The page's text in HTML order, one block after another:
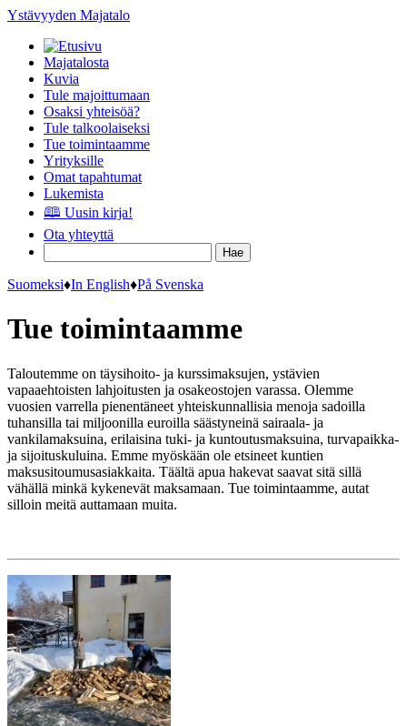
Ystävyyden Majatalo
Majatalosta
Kuvia
Tule majoittumaan
Osaksi yhteisöä?
Tule talkoolaiseksi
Tue toimintaamme
Yrityksille
Omat tapahtumat
Lukemista
🕮 Uusin kirja!
Ota yhteyttä
Suomeksi♦In English♦På Svenska
Tue toimintaamme
Taloutemme on täysihoito- ja kurssimaksujen, ystävien
vapaaehtoisten lahjoitusten ja osakeostojen varassa. Olemme
vuosien varrella pienentäneet yhteiskunnallisia menoja sadoilla
tuhansilla tai miljoonilla euroilla säästyneinä sairaala- ja
vankilamaksuina, erilaisina tuki- ja kuntoutusmaksuina, turvapaikka-
ja sijoituskuluina. Emme myöskään ole etsineet kuntien
maksusitoumusasiakkaita. Täältä apua hakevat saavat sitä sillä
vähällä minkä kykenevät maksamaan. Tue toimintaamme, autat
silloin meitä auttamaan muita.